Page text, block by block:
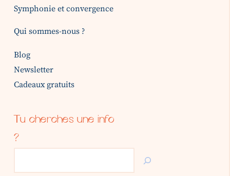
Symphonie et convergence
Qui sommes-nous ?
Blog
Newsletter
Cadeaux gratuits
Tu cherches une info
?